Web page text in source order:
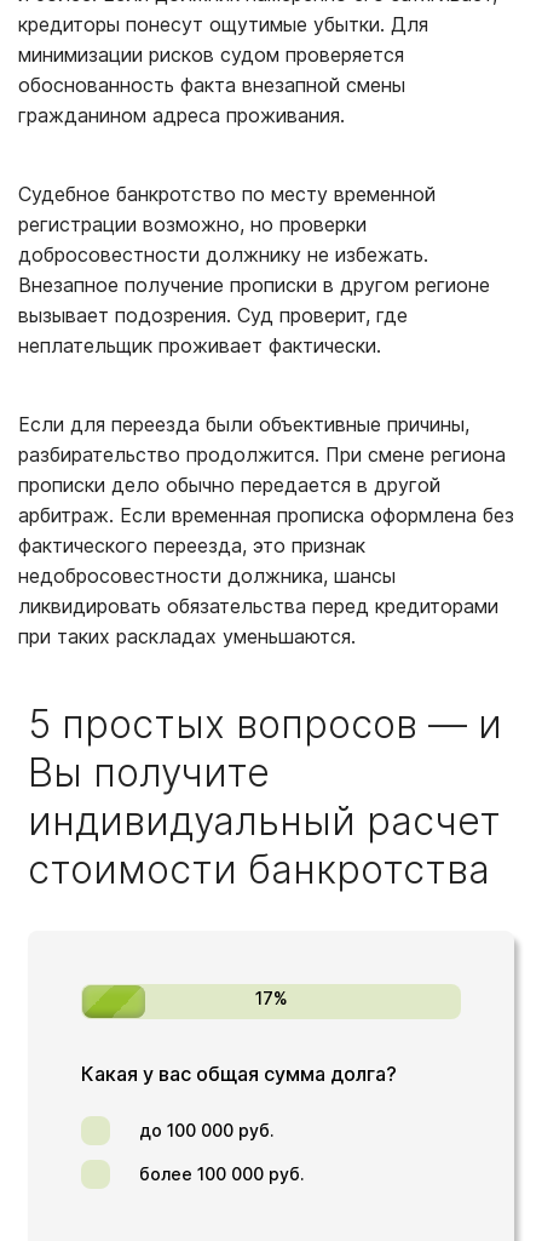
кредиторы понесут ощутимые убытки. Для
минимизации рисков судом проверяется
обоснованность факта внезапной смены
гражданином адреса проживания.
Судебное банкротство по месту временной
регистрации возможно, но проверки
добросовестности должнику не избежать.
Внезапное получение прописки в другом регионе
вызывает подозрения. Суд проверит, где
неплательщик проживает фактически.
Если для переезда были объективные причины,
разбирательство продолжится. При смене региона
прописки дело обычно передается в другой
арбитраж. Если временная прописка оформлена без
фактического переезда, это признак
недобросовестности должника, шансы
ликвидировать обязательства перед кредиторами
при таких раскладах уменьшаются.
5 простых вопросов — и
Вы получите
индивидуальный расчет
стоимости банкротства
17%
Какая у вас общая сумма долга?
до 100 000 руб.
более 100 000 руб.